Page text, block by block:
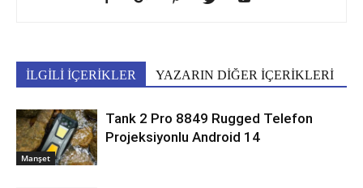
İLGİLİ İÇERİKLER YAZARIN DİĞER İÇERİKLERİ
Manşet
Tank 2 Pro 8849 Rugged Telefon
Projeksiyonlu Android 14